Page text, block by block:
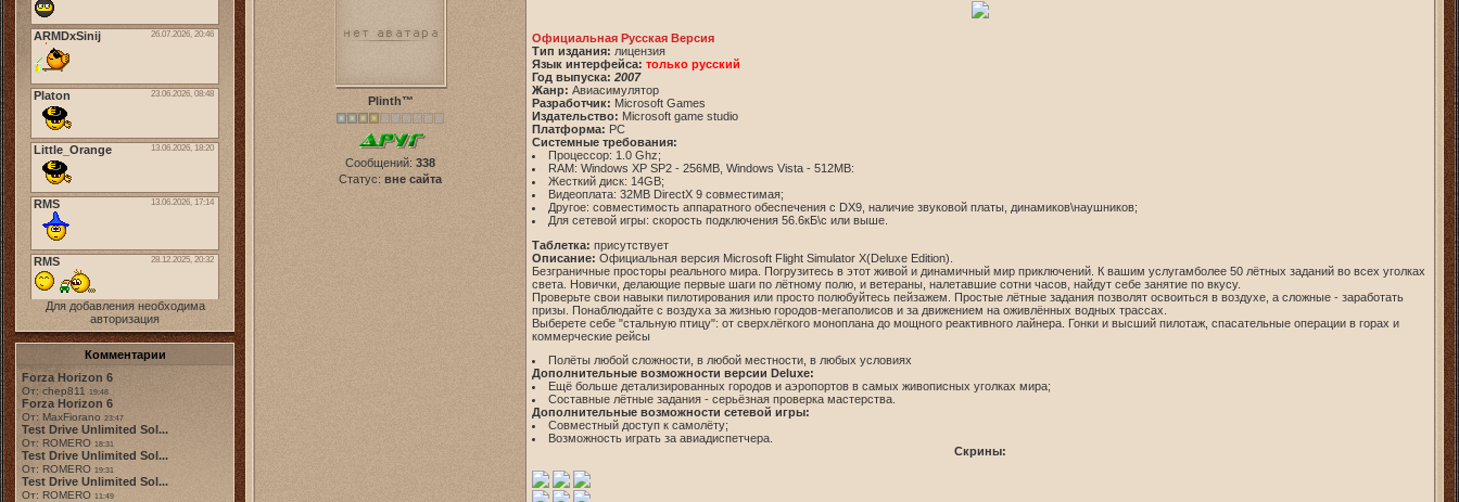
Для добавления необходима
авторизация
Комментарии
Forza Horizon 6
От: chep811 19:48
Forza Horizon 6
От: MaxFiorano 23:47
Test Drive Unlimited Sol...
От: ROMERO 18:31
Test Drive Unlimited Sol...
От: ROMERO 19:31
Test Drive Unlimited Sol...
От: ROMERO 11:49
Plinth™
Сообщений: 338
Статус: вне сайта
Официальная Русская Версия
Тип издания: лицензия
Язык интерфейса: только русский
Год выпуска: 2007
Жанр: Авиасимулятор
Разработчик: Microsoft Games
Издательство: Microsoft game studio
Платформа: PC
Системные требования:
Процессор: 1.0 Ghz;
RAM: Windows XP SP2 - 256MB, Windows Vista - 512MB:
Жесткий диск: 14GB;
Видеоплата: 32MB DirectX 9 совместимая;
Другое: совместимость аппаратного обеспечения с DX9, наличие звуковой платы, динамиков\наушников;
Для сетевой игры: скорость подключения 56.6кБ\с или выше.
Таблетка: присутствует
Описание: Официальная версия Microsoft Flight Simulator X(Deluxe Edition).
Безграничные просторы реального мира. Погрузитесь в этот живой и динамичный мир приключений. К вашим услугамболее 50 лётных заданий во всех уголках
света. Новички, делающие первые шаги по лётному полю, и ветераны, налетавшие сотни часов, найдут себе занятие по вкусу.
Проверьте свои навыки пилотирования или просто полюбуйтесь пейзажем. Простые лётные задания позволят освоиться в воздухе, а сложные - заработать
призы. Понаблюдайте с воздуха за жизнью городов-мегаполисов и за движением на оживлённых водных трассах.
Выберете себе "стальную птицу": от сверхлёгкого моноплана до мощного реактивного лайнера. Гонки и высший пилотаж, спасательные операции в горах и
коммерческие рейсы
Полёты любой сложности, в любой местности, в любых условиях
Дополнительные возможности версии Deluxe:
Ещё больше детализированных городов и аэропортов в самых живописных уголках мира;
Составные лётные задания - серьёзная проверка мастерства.
Дополнительные возможности сетевой игры:
Совместный доступ к самолёту;
Возможность играть за авиадиспетчера.
Скрины: